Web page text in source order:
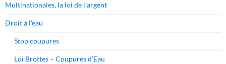
Multinationales, la loi de l’argent
Droit à l’eau
Stop coupures
Loi Brottes – Coupures d’Eau